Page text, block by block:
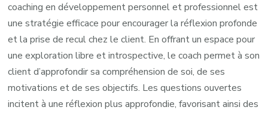
coaching en développement personnel et professionnel est
une stratégie efficace pour encourager la réflexion profonde
et la prise de recul chez le client. En offrant un espace pour
une exploration libre et introspective, le coach permet à son
client d’approfondir sa compréhension de soi, de ses
motivations et de ses objectifs. Les questions ouvertes
incitent à une réflexion plus approfondie, favorisant ainsi des